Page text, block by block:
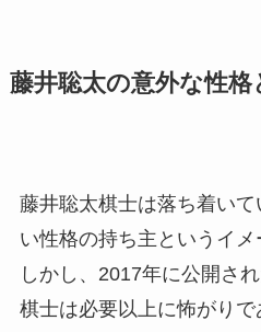
藤井聡太の意外な性格
藤井聡太棋士は落ち着い
い性格の持ち主というイメ
しかし、2017年に公開さ
棋士は必要以上に怖がり